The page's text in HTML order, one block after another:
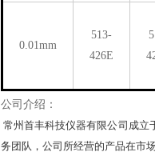
0.01mm
513-
426E
公司介绍：
常州首丰科技仪器有限公司成立
务团队，公司所经营的产品在市